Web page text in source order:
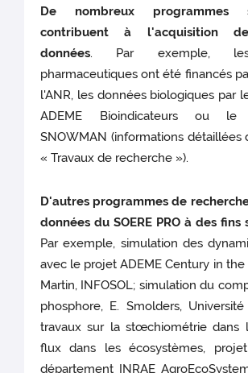
De nombreux programmes
contribuent à l'acquisition
données. Par exemple, les
pharmaceutiques ont été financés
l'ANR, les données biologiques par
ADEME Bioindicateurs ou le
SNOWMAN (informations détaillées
« Travaux de recherche »).
D'autres programmes de
données du SOERE PRO à des fins
Par exemple, simulation des
avec le projet ADEME Century in the
Martin, INFOSOL; simulation du
phosphore, E. Smolders,
travaux sur la stœchiométrie dans
flux dans les écosystèmes,
département INRAE